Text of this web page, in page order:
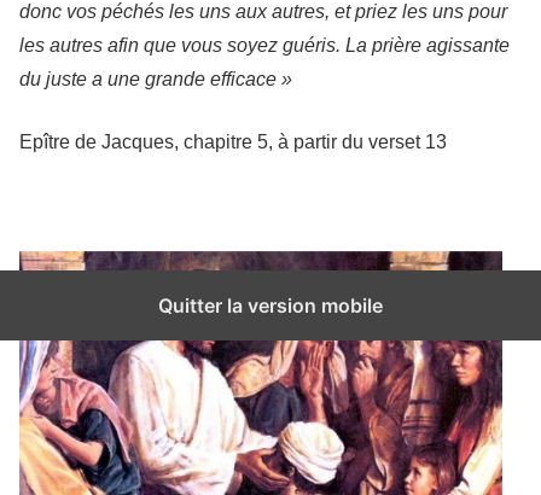
donc vos péchés les uns aux autres, et priez les uns pour
les autres afin que vous soyez guéris. La prière agissante
du juste a une grande efficace »
Epître de Jacques, chapitre 5, à partir du verset 13
Quitter la version mobile